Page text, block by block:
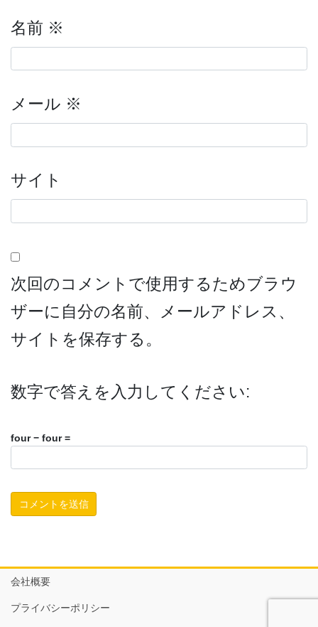
名前 ※
メール ※
サイト
次回のコメントで使用するためブラウ
ザーに自分の名前、メールアドレス、
サイトを保存する。
数字で答えを入力してください:
four − four =
会社概要
プライバシーポリシー